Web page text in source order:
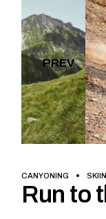
PREV
CANYONING
Run to